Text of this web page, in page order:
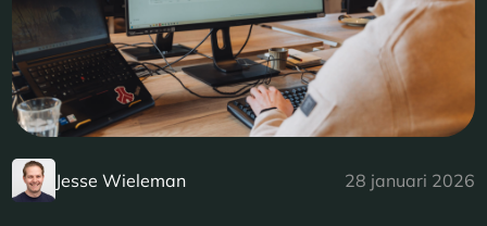
Jesse Wieleman 28 januari 2026